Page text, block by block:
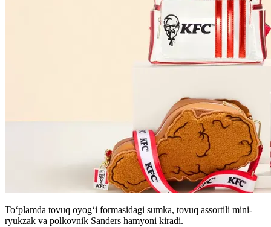
Toʻplamda tovuq oyogʻi formasidagi sumka, tovuq assortili mini-
ryukzak va polkovnik Sanders hamyoni kiradi.